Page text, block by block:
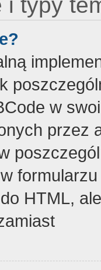
w
przez
HTML,